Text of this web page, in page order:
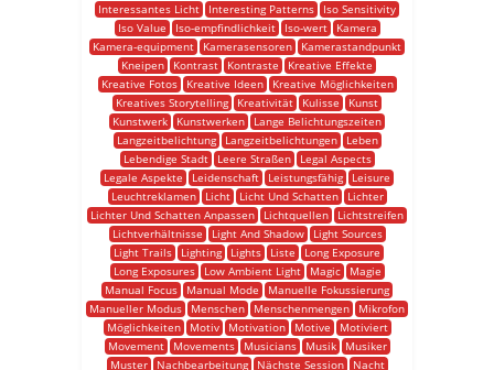
Interessantes Licht
Interesting Patterns
Iso Sensitivity
Iso Value
Iso-empfindlichkeit Iso-wert
Kamera
Kamera-equipment
Kamerasensoren
Kamerastandpunkt
Kneipen
Kontrast Kontraste
Kreative Effekte
Kreative Fotos
Kreative Ideen
Kreative Möglichkeiten
Kreatives Storytelling
Kreativität Kulisse
Kunst
Kunstwerk
Kunstwerken
Lange Belichtungszeiten
Langzeitbelichtung
Langzeitbelichtungen
Leben
Lebendige Stadt
Leere Straßen
Legal Aspects
Legale Aspekte
Leidenschaft Leistungsfähig
Leisure
Leuchtreklamen
Licht Licht Und Schatten
Lichter
Lichter Und Schatten Anpassen
Lichtquellen
Lichtstreifen
Lichtverhältnisse
Light And Shadow
Light Sources
Light Trails
Lighting Lights Liste
Long Exposure
Long Exposures
Low Ambient Light Magic
Magie
Manual Focus
Manual Mode
Manuelle Fokussierung
Manueller Modus
Menschen Menschenmengen
Mikrofon
Möglichkeiten
Motiv Motivation Motive
Motiviert
Movement
Movements Musicians Musik
Musiker
Muster
Nachbearbeitung Nächste Session
Nacht